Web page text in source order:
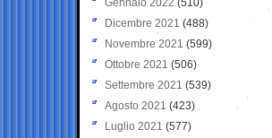
Gennaio 2022 (510)
Dicembre 2021 (488)
Novembre 2021 (599)
Ottobre 2021 (506)
Settembre 2021 (539)
Agosto 2021 (423)
Luglio 2021 (577)